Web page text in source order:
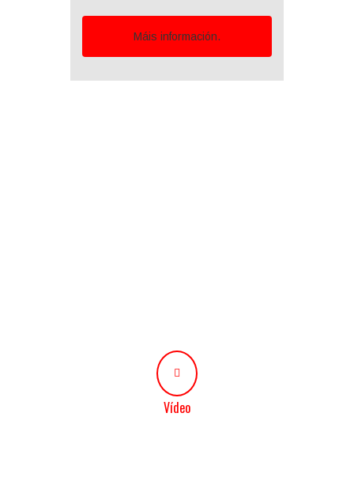
Máis información.
Vídeo